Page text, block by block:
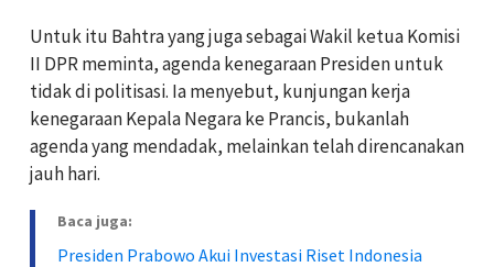
Untuk itu Bahtra yang juga sebagai Wakil ketua Komisi
II DPR meminta, agenda kenegaraan Presiden untuk
tidak di politisasi. Ia menyebut, kunjungan kerja
kenegaraan Kepala Negara ke Prancis, bukanlah
agenda yang mendadak, melainkan telah direncanakan
jauh hari.
Baca juga:
Presiden Prabowo Akui Investasi Riset Indonesia